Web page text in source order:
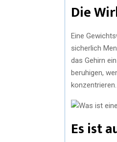
Die
Eine
sicherlich
das Gehirn
beruhigen,
konzentrieren.
Es ist